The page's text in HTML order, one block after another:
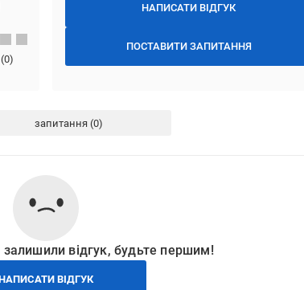
НАПИСАТИ ВІДГУК
ПОСТАВИТИ ЗАПИТАННЯ
(0)
запитання
відгук, будьте першим!
ВІДГУК